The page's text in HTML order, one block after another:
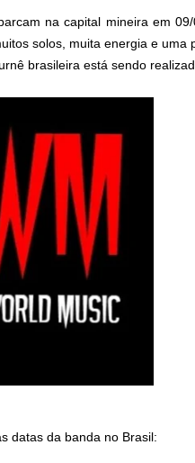
na capital mineira em
solos, muita energia e uma
brasileira está sendo
datas da banda no Brasil: